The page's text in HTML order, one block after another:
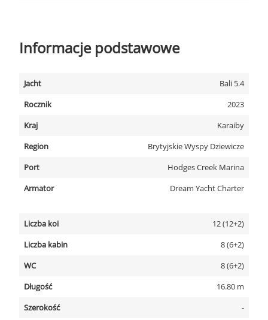
Informacje podstawowe
Jacht
Bali 5.4
Rocznik
2023
Kraj
Karaiby
Region
Brytyjskie Wyspy Dziewicze
Port
Hodges Creek Marina
Armator
Dream Yacht Charter
Liczba koi
12 (12+2)
Liczba kabin
8 (6+2)
WC
8 (6+2)
Długość
16.80 m
Szerokość
-